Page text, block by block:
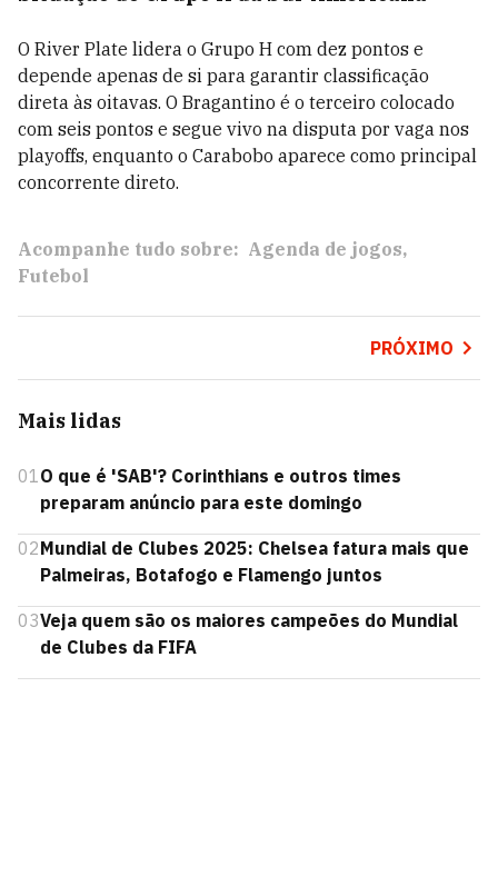
O River Plate lidera o Grupo H com dez pontos e
depende apenas de si para garantir classificação
direta às oitavas. O Bragantino é o terceiro colocado
com seis pontos e segue vivo na disputa por vaga nos
playoffs, enquanto o Carabobo aparece como principal
concorrente direto.
Acompanhe tudo sobre: Agenda de jogos
Futebol
PRÓXIMO
Mais lidas
01O que é 'SAB'? Corinthians e outros times
preparam anúncio para este domingo
02Mundial de Clubes 2025: Chelsea fatura mais que
Palmeiras, Botafogo e Flamengo juntos
03Veja quem são os maiores campeões do Mundial
de Clubes da FIFA